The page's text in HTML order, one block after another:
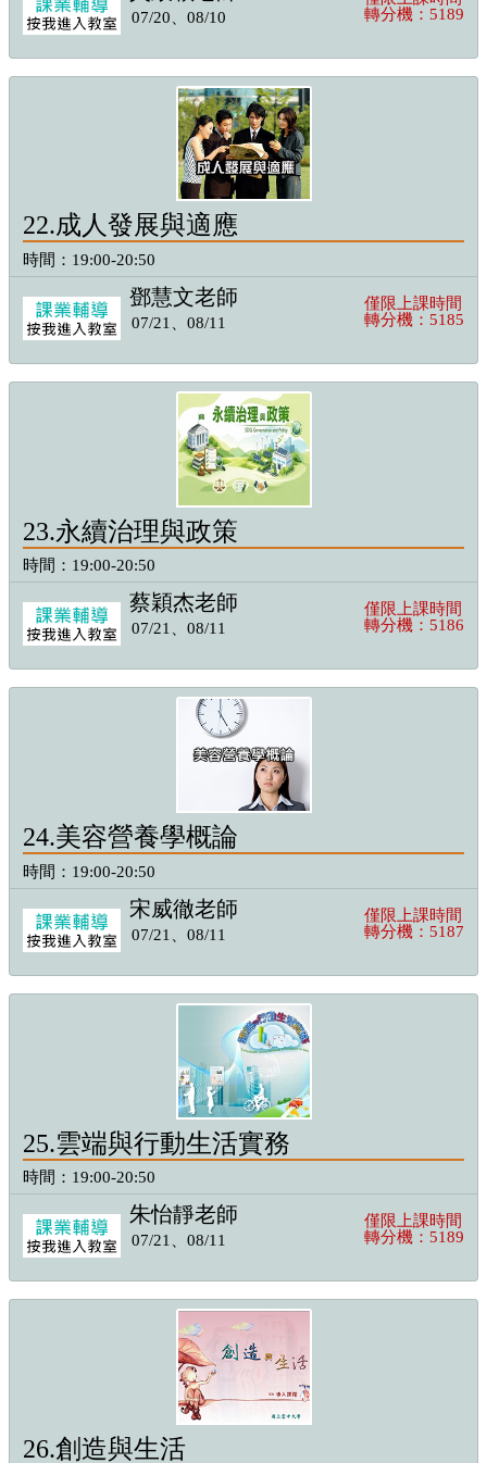
轉分機：5189
07/20、08/10
22.成人發展與適應
時間：19:00-20:50
鄧慧文老師
僅限上課時間
轉分機：5185
07/21、08/11
23.永續治理與政策
時間：19:00-20:50
蔡穎杰老師
僅限上課時間
轉分機：5186
07/21、08/11
24.美容營養學概論
時間：19:00-20:50
宋威徹老師
僅限上課時間
轉分機：5187
07/21、08/11
25.雲端與行動生活實務
時間：19:00-20:50
朱怡靜老師
僅限上課時間
轉分機：5189
07/21、08/11
26.創造與生活